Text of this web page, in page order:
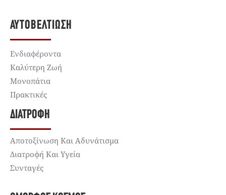
ΑΥΤΟΒΕΛΤΊΩΣΗ
Ενδιαφέροντα
Καλύτερη Ζωή
Μονοπάτια
Πρακτικές
ΔΙΑΤΡΟΦΉ
Αποτοξίνωση Και Αδυνάτισμα
Διατροφή Και Υγεία
Συνταγές